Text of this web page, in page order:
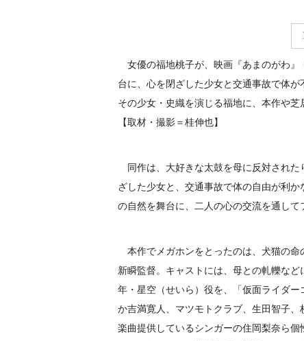
女優の福地桃子が、映画『あまのがわ』
台に、心を閉ざした少女と交通事故で体
その少女・史織を演じる福地に、本作や
【取材・撮影＝桂伸也】
同作は、大好きな太鼓を母に反対された
ざした少女と、交通事故で体の自由が利
の自然を舞台に、二人の心の交流を通して
本作でメガホンをとったのは、犬猫の命
新瞬監督。キャストには、母との軋轢な
年・星空（せいら）役を、「仮面ライダ
か吉満寛人、マツモトクラブ、生田智子
楽曲提供しているシンガーの住岡梨奈ら